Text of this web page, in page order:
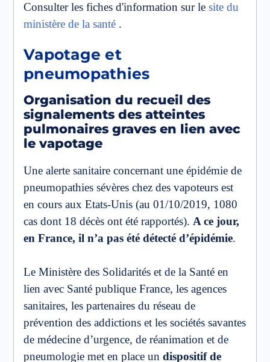
Consulter les fiches d'information sur le site du
ministère de la santé .
Vapotage et
pneumopathies
Organisation du recueil des
signalements des atteintes
pulmonaires graves en lien avec
le vapotage
Une alerte sanitaire concernant une épidémie de
pneumopathies sévères chez des vapoteurs est
en cours aux Etats-Unis (au 01/10/2019, 1080
cas dont 18 décès ont été rapportés). A ce jour,
en France, il n’a pas été détecté d’épidémie.
Le Ministère des Solidarités et de la Santé en
lien avec Santé publique France, les agences
sanitaires, les partenaires du réseau de
prévention des addictions et les sociétés savantes
de médecine d’urgence, de réanimation et de
pneumologie met en place un dispositif de